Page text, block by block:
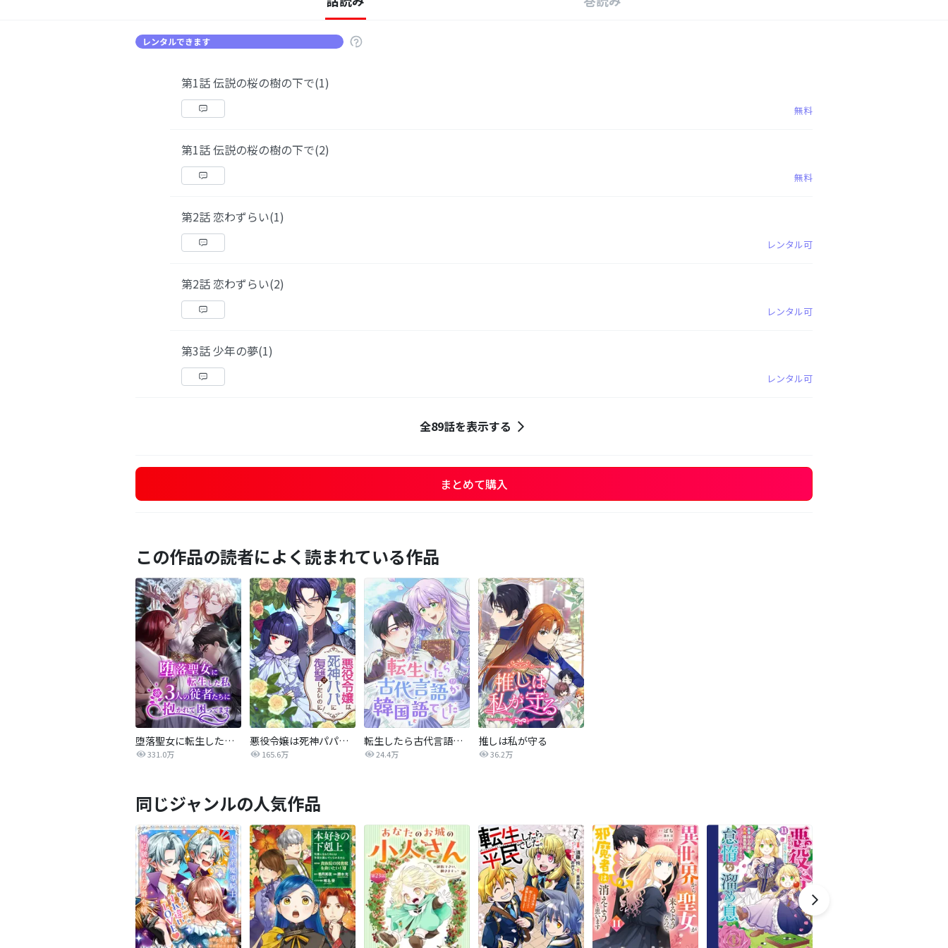
レンタルできます
第1話 伝説の桜の樹の下で(1)
無料
第1話 伝説の桜の樹の下で(2)
無料
第2話 恋わずらい(1)
レンタル可
第2話 恋わずらい(2)
レンタル可
第3話 少年の夢(1)
レンタル可
全89話を表示する
まとめて購入
この作品の読者によく読まれている作品
堕落聖女に転生した私、3人の従者たちに抱かれて困ってます
331.0万
悪役令嬢は死神パパに復讐がしたいのに！ ～人生2周目、パパの心の声が可愛すぎてまさかの愛され物語！？～
165.6万
転生したら古代言語が韓国語でした
24.4万
推しは私が守る
36.2万
同じジャンルの人気作品